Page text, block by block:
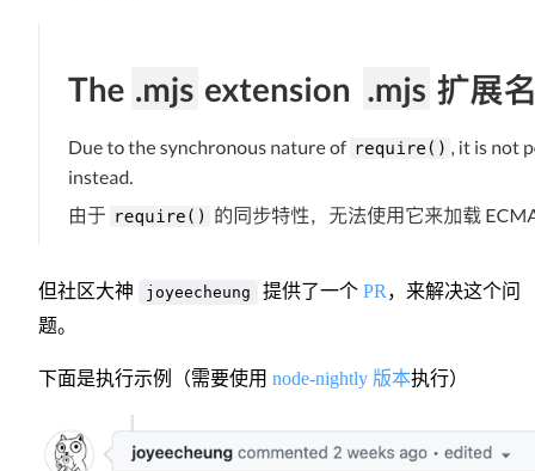
但社区大神 joyeecheung 提供了一个 PR ，来解决这个问
题。
下面是执行示例（需要使用 node-nightly 版本执行）